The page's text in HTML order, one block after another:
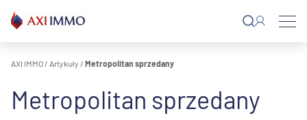
do
treści
AXI IMMO / Artykuły / Metropolitan sprzedany
Metropolitan sprzedany